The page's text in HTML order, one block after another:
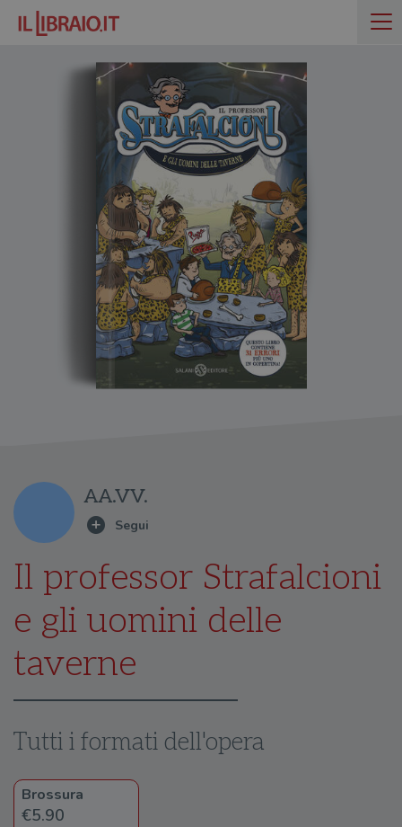
AA.VV.
Il professor Strafalcioni
e gli uomini delle
taverne
Tutti i formati dell'opera
Brossura
€5.90